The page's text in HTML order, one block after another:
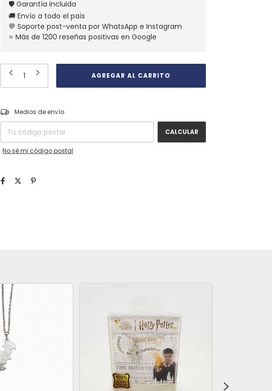
🛡️ Garantía incluida
🚚 Envío a todo el país
💬 Soporte post-venta por WhatsApp e Instagram
⭐ Más de 1200 reseñas positivas en Google
Entregas para el CP:
Medios de envío
CALCULAR
No sé mi código postal